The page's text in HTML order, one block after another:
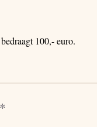
100,- euro.